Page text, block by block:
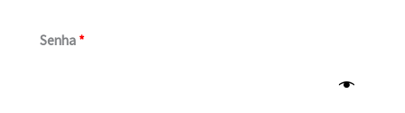
Senha *Obrigatório